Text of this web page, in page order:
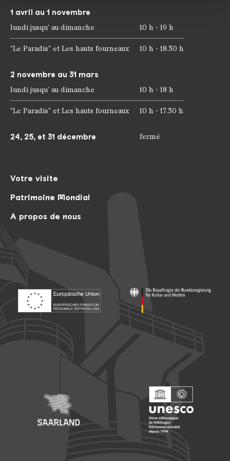
partenaires peuvent combiner ces informations avec
d'autres données que vous leur avez fournies ou qu'ils
Votre visite
Patrimoine Mondial
A propos de nous
1 avril au 1 novembre
lundi jusqu' au dimanche 10 h - 19 h
"Le Paradis" et Les hauts fourneaux 10 h - 18.30 h
2 novembre au 31 mars
lundi jusqu' au dimanche 10 h - 18 h
"Le Paradis" et Les hauts fourneaux 10 h - 17.30 h
24, 25, et 31 décembre fermé